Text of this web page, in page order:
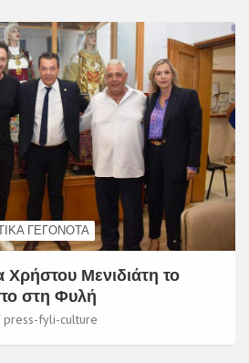
ΓΕΓΟΝΌΤΑ
Μενιδιάτη το
στη Φυλή
press-fyli-culture